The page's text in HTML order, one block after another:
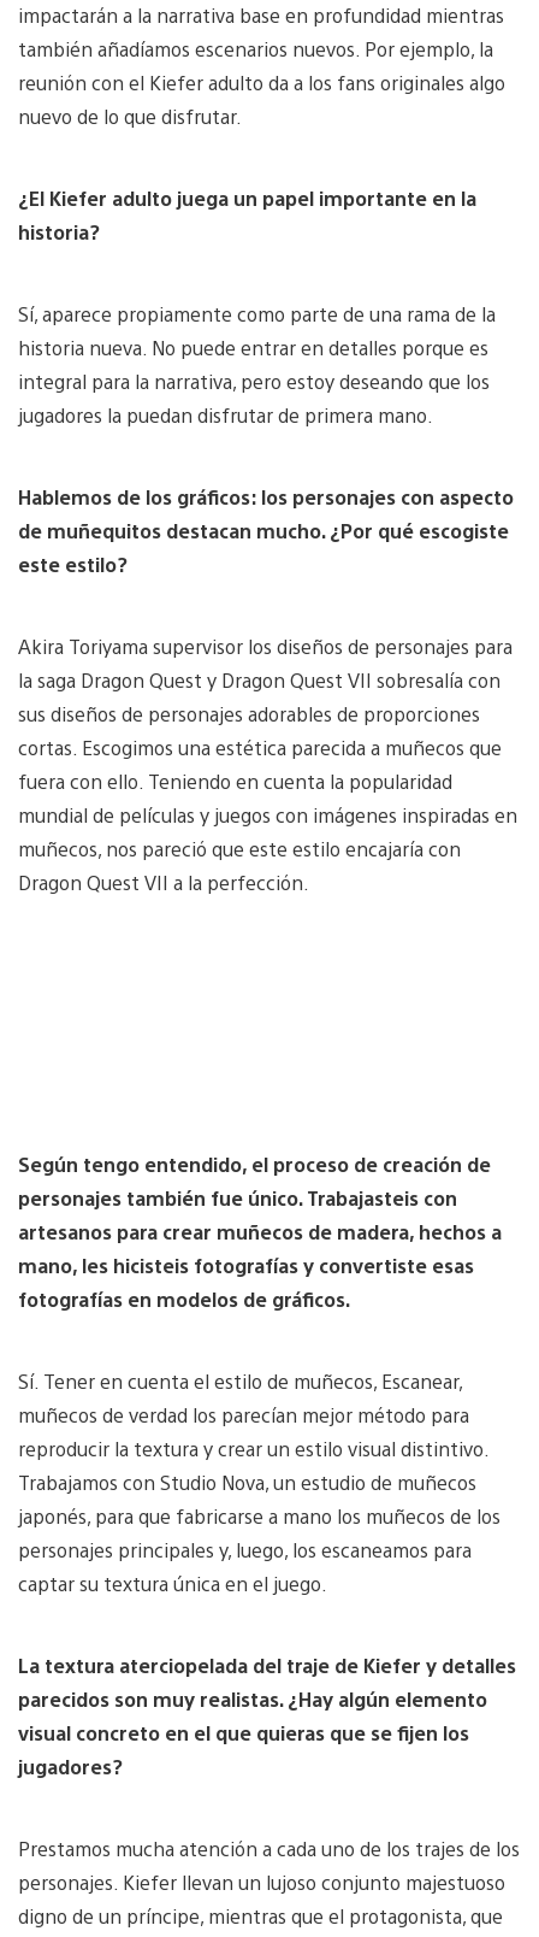
impactarán a la narrativa base en profundidad mientras
también añadíamos escenarios nuevos. Por ejemplo, la
reunión con el Kiefer adulto da a los fans originales algo
nuevo de lo que disfrutar.
¿El Kiefer adulto juega un papel importante en la
historia?
Sí, aparece propiamente como parte de una rama de la
historia nueva. No puede entrar en detalles porque es
integral para la narrativa, pero estoy deseando que los
jugadores la puedan disfrutar de primera mano.
Hablemos de los gráficos: los personajes con aspecto
de muñequitos destacan mucho. ¿Por qué escogiste
este estilo?
Akira Toriyama supervisor los diseños de personajes para
la saga Dragon Quest y Dragon Quest VII sobresalía con
sus diseños de personajes adorables de proporciones
cortas. Escogimos una estética parecida a muñecos que
fuera con ello. Teniendo en cuenta la popularidad
mundial de películas y juegos con imágenes inspiradas en
muñecos, nos pareció que este estilo encajaría con
Dragon Quest VII a la perfección.
Según tengo entendido, el proceso de creación de
personajes también fue único. Trabajasteis con
artesanos para crear muñecos de madera, hechos a
mano, les hicisteis fotografías y convertiste esas
fotografías en modelos de gráficos.
Sí. Tener en cuenta el estilo de muñecos, Escanear,
muñecos de verdad los parecían mejor método para
reproducir la textura y crear un estilo visual distintivo.
Trabajamos con Studio Nova, un estudio de muñecos
japonés, para que fabricarse a mano los muñecos de los
personajes principales y, luego, los escaneamos para
captar su textura única en el juego.
La textura aterciopelada del traje de Kiefer y detalles
parecidos son muy realistas. ¿Hay algún elemento
visual concreto en el que quieras que se fijen los
jugadores?
Prestamos mucha atención a cada uno de los trajes de los
personajes. Kiefer llevan un lujoso conjunto majestuoso
digno de un príncipe, mientras que el protagonista, que